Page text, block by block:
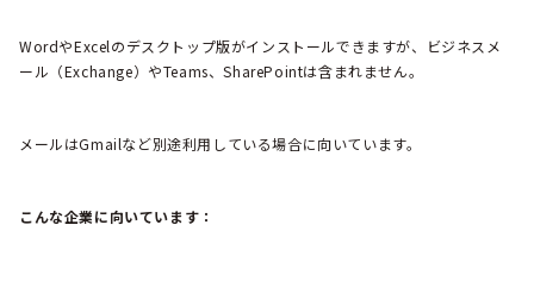
WordやExcelのデスクトップ版がインストールできますが、ビジネスメ
ール（Exchange）やTeams、SharePointは含まれません。
メールはGmailなど別途利用している場合に向いています。
こんな企業に向いています：